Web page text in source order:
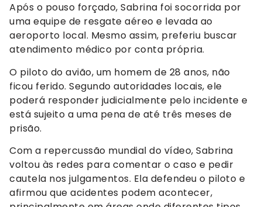
Após o pouso forçado, Sabrina foi socorrida por
uma equipe de resgate aéreo e levada ao
aeroporto local. Mesmo assim, preferiu buscar
atendimento médico por conta própria.
O piloto do avião, um homem de 28 anos, não
ficou ferido. Segundo autoridades locais, ele
poderá responder judicialmente pelo incidente e
está sujeito a uma pena de até três meses de
prisão.
Com a repercussão mundial do vídeo, Sabrina
voltou às redes para comentar o caso e pedir
cautela nos julgamentos. Ela defendeu o piloto e
afirmou que acidentes podem acontecer,